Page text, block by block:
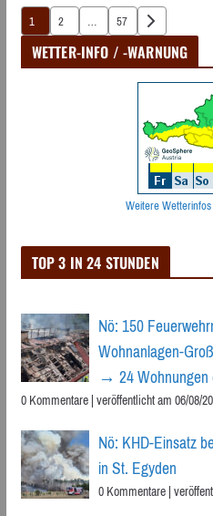
der
1 2 … 57
WETTER-INFO / -WARNUNG
Weitere
TOP 3 IN 24 STUNDEN
Nö: 150
Wohnanlagen-
→ 24 Wohnungen
0 Kommentare|veröffentlicht am 06/08/
Nö: KHD-Einsatz
in St. Egyden
0 Kommentare|